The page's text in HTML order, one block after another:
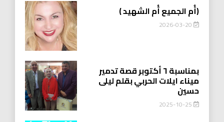
(أُم الجميع أُم الشهيد )
2026-03-20
بمناسبة ٦ أكتوبر قصة تدمير
ميناء ايلات الحربي بقلم ليلى
حسين
2025-10-25